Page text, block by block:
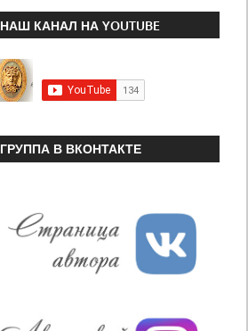
НАШ КАНАЛ НА YOUTUBE
ГРУППА В ВКОНТАКТЕ